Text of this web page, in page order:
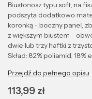
Biustonosz typu soft, na
podszyta dodatkowo
koronką - boczny panel,
z większym biustem -
dwie lub trzy haftki z
Skład: 82% poliamid, 18%
Przejdź do pełnego opisu
Cena
113,99 zł